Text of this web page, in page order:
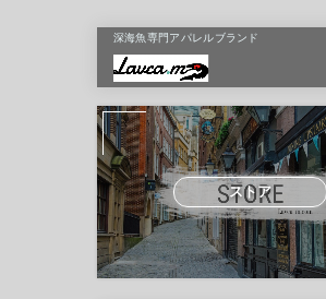
深海魚専門アパレルブランド
ストア